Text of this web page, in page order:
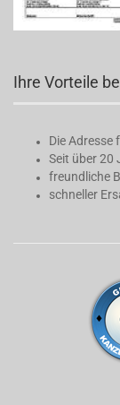
Ihre Vorteile
Die Adresse
Seit über 20
freundliche
schneller